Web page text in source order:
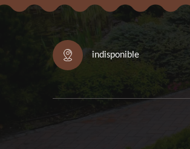
indisponible